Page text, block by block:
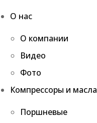
О нас
О компании
Видео
Фото
Компрессоры и масла
Поршневые